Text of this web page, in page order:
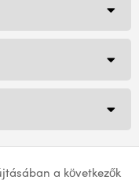
a következők